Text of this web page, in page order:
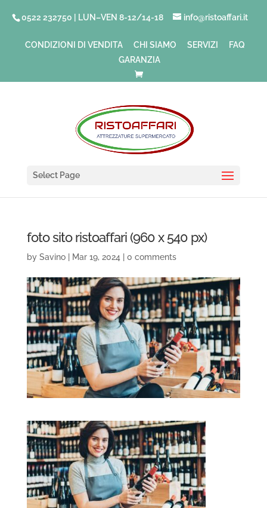
0522 232750 | LUN–VEN 8-12/14-18 info@ristoaffari.it
CONDIZIONI DI VENDITA CHI SIAMO SERVIZI
FAQ
GARANZIA
Select Page
foto sito ristoaffari (960 x 540 px)
by Savino| Mar 19, 2024 0 comments